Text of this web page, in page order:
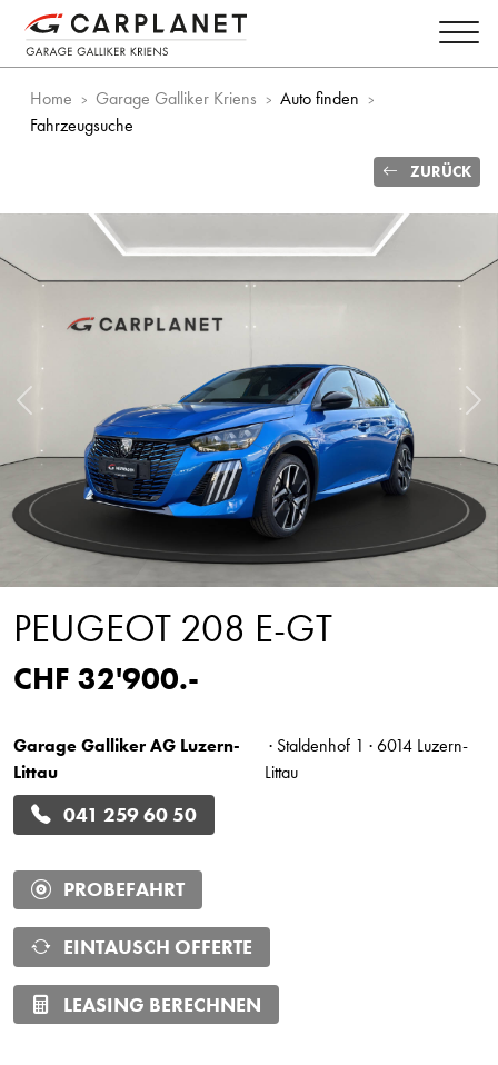
Home Garage Galliker Kriens
Auto finden
Fahrzeugsuche
ZURÜCK
Vorheriges Bild
PEUGEOT 208 E-GT
CHF 32'900.-
Garage Galliker AG Luzern-
Littau
· Staldenhof 1 · 6014 Luzern-
Littau
041 259 60 50
PROBEFAHRT
EINTAUSCH OFFERTE
LEASING BERECHNEN